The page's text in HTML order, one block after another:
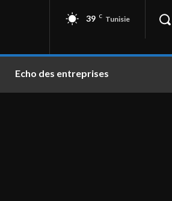
39 C Tunisie
Echo des entreprises